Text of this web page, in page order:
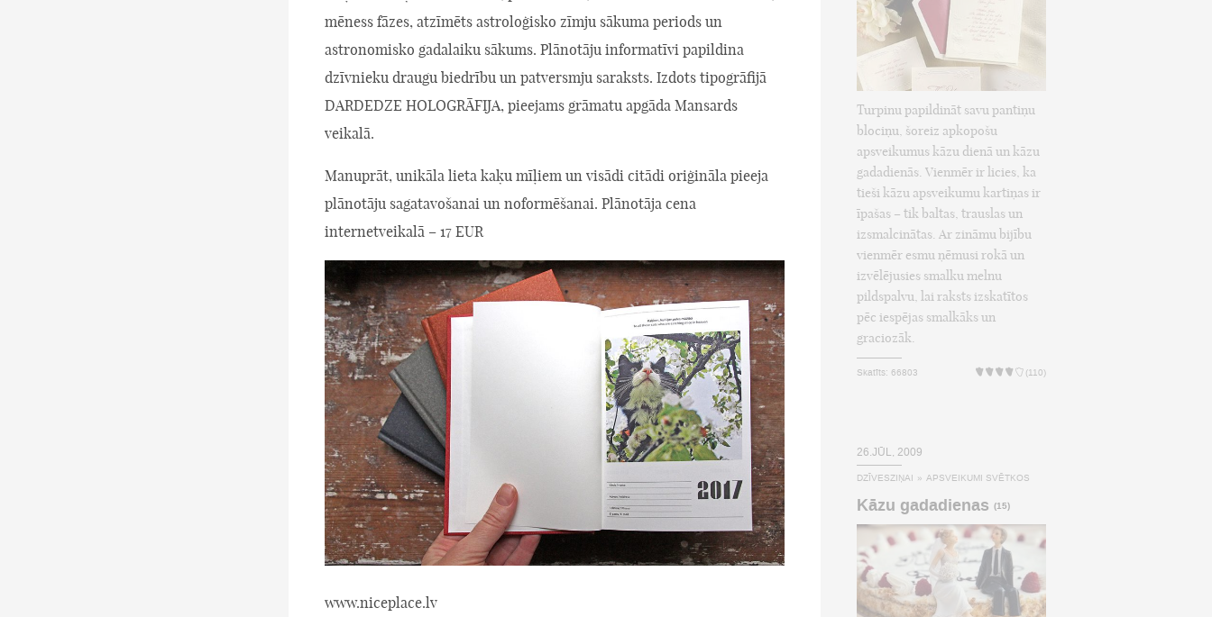
mēness fāzes, atzīmēts astroloģisko zīmju sākuma periods un
astronomisko gadalaiku sākums. Plānotāju informatīvi papildina
dzīvnieku draugu biedrību un patversmju saraksts. Izdots tipogrāfijā
DARDEDZE HOLOGRĀFIJA, pieejams grāmatu apgāda Mansards
veikalā.
Manuprāt, unikāla lieta kaķu mīļiem un visādi citādi oriģināla pieeja
plānotāju sagatavošanai un noformēšanai. Plānotāja cena
internetveikalā – 17 EUR
www.niceplace.lv
Turpinu papildināt savu pantiņu
blociņu, šoreiz apkopošu
apsveikumus kāzu dienā un kāzu
gadadienās. Vienmēr ir licies, ka
tieši kāzu apsveikumu kartiņas ir
īpašas – tik baltas, trauslas un
izsmalcinātas. Ar zināmu bijību
vienmēr esmu ņēmusi rokā un
izvēlējusies smalku melnu
pildspalvu, lai raksts izskatītos
pēc iespējas smalkāks un
graciozāk.
Skatīts: 66803 (110)
26.JŪL, 2009
DZĪVESZIŅAI » APSVEIKUMI SVĒTKOS
Kāzu gadadienas (15)